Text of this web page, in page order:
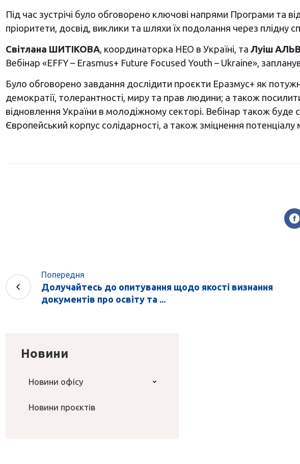
Під час зустрічі було обговорено ключові напрями Програми та
пріоритети, досвід, виклики та шляхи їх подолання через плідну
Світлана ШИТІКОВА, координаторка НЕО в Україні, та Луіш
Вебінар «EFFY – Erasmus+ Future Focused Youth – Ukraine»,
Було обговорено завдання дослідити проєкти Еразмус+ як
демократії, толерантності, миру та прав людини; а також
відновлення України в молодіжному секторі. Вебінар також
Європейський корпус солідарності, а також зміцнення потенціалу
Попередня
Долучайтесь до опитування щодо якості визнання
документів про освіту та ...
Новини
Новини офісу
Новини проєктів